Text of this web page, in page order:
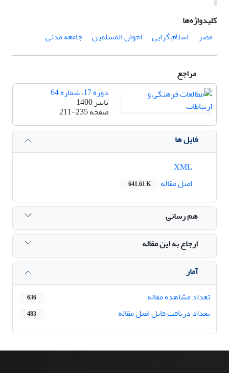
کلیدواژه‌ها
مصر
اسلام گرایی اخوان المسلمین جامعه مدنی
مراجع
دوره 17، شماره 64
پاییز 1400
صفحه211-235
فایل ها
اصل مقاله
641.61 K
هم رسانی
ارجاع به این مقاله
آمار
تعداد مشاهده مقاله
636
تعداد دریافت فایل اصل مقاله 483